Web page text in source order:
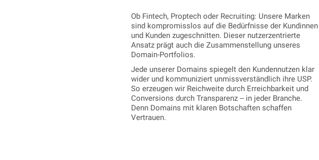
Ob Fintech, Proptech oder Recruiting: Unsere Marken
sind kompromisslos auf die Bedürfnisse der Kundinnen
und Kunden zugeschnitten. Dieser nutzerzentrierte
Ansatz prägt auch die Zusammenstellung unseres
Domain-Portfolios.
Jede unserer Domains spiegelt den Kundennutzen klar
wider und kommuniziert unmissverständlich ihre USP.
So erzeugen wir Reichweite durch Erreichbarkeit und
Conversions durch Transparenz – in jeder Branche.
Denn Domains mit klaren Botschaften schaffen
Vertrauen.